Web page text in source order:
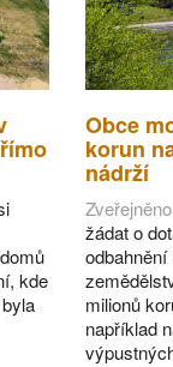
kde
Obce
korun
nádrží
žádat o
milionů
například